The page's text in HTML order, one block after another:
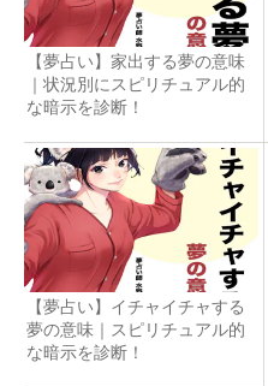
【夢占い】家出する夢の意味
｜状況別にスピリチュアル的
な暗示を診断！
【夢占い】イチャイチャする
夢の意味｜スピリチュアル的
な暗示を診断！